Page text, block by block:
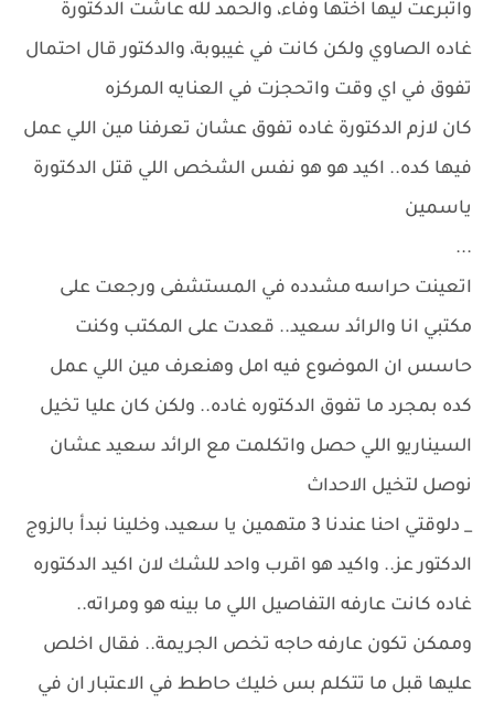
واتبرعت ليها اختها وفاء، والحمد لله عاشت الدكتورة
غاده الصاوي ولكن كانت في غيبوبة، والدكتور قال احتمال
تفوق في اي وقت واتحجزت في العنايه المركزه
كان لازم الدكتورة غاده تفوق عشان تعرفنا مين اللي عمل
فيها كده.. اكيد هو هو نفس الشخص اللي قتل الدكتورة
ياسمين
...
اتعينت حراسه مشدده في المستشفى ورجعت على
مكتبي انا والرائد سعيد.. قعدت على المكتب وكنت
حاسس ان الموضوع فيه امل وهنعرف مين اللي عمل
كده بمجرد ما تفوق الدكتوره غاده.. ولكن كان عليا تخيل
السيناريو اللي حصل واتكلمت مع الرائد سعيد عشان
نوصل لتخيل الاحداث
_ دلوقتي احنا عندنا 3 متهمين يا سعيد، وخلينا نبدأ بالزوج
الدكتور عز.. واكيد هو اقرب واحد للشك لان اكيد الدكتوره
غاده كانت عارفه التفاصيل اللي ما بينه هو ومراته..
وممكن تكون عارفه حاجه تخص الجريمة.. فقال اخلص
عليها قبل ما تتكلم بس خليك حاطط في الاعتبار ان في